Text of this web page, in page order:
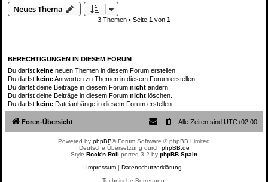
Neues Thema
3 Themen • Seite 1 von 1
BERECHTIGUNGEN IN DIESEM FORUM
Du darfst keine neuen Themen in diesem Forum erstellen.
Du darfst keineAntworten zu Themen in diesem Forum erstellen.
Du darfst deine Beiträge in diesem Forum nicht ändern.
Du darfst deine Beiträge in diesem Forum nicht löschen.
Du darfst keine Dateianhänge in diesem Forum erstellen.
Foren-Übersicht Alle Zeiten sind UTC+02:00
Powered by phpBB® Forum Software © phpBB Limited
Deutsche Übersetzung durch phpBB.de
Style Rock'n Roll ported 3.2 by phpBB Spain
Impressum | Datenschutzerklärung
Technische Betreuung: